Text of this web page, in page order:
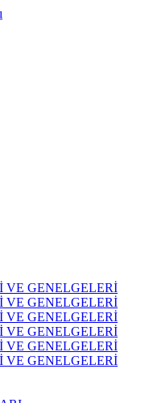
VE GENELGELERİ
VE GENELGELERİ
VE GENELGELERİ
VE GENELGELERİ
VE GENELGELERİ
VE GENELGELERİ